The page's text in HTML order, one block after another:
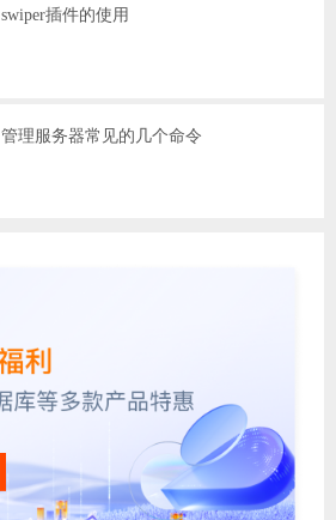
swiper插件的使用
管理服务器常见的几个命令